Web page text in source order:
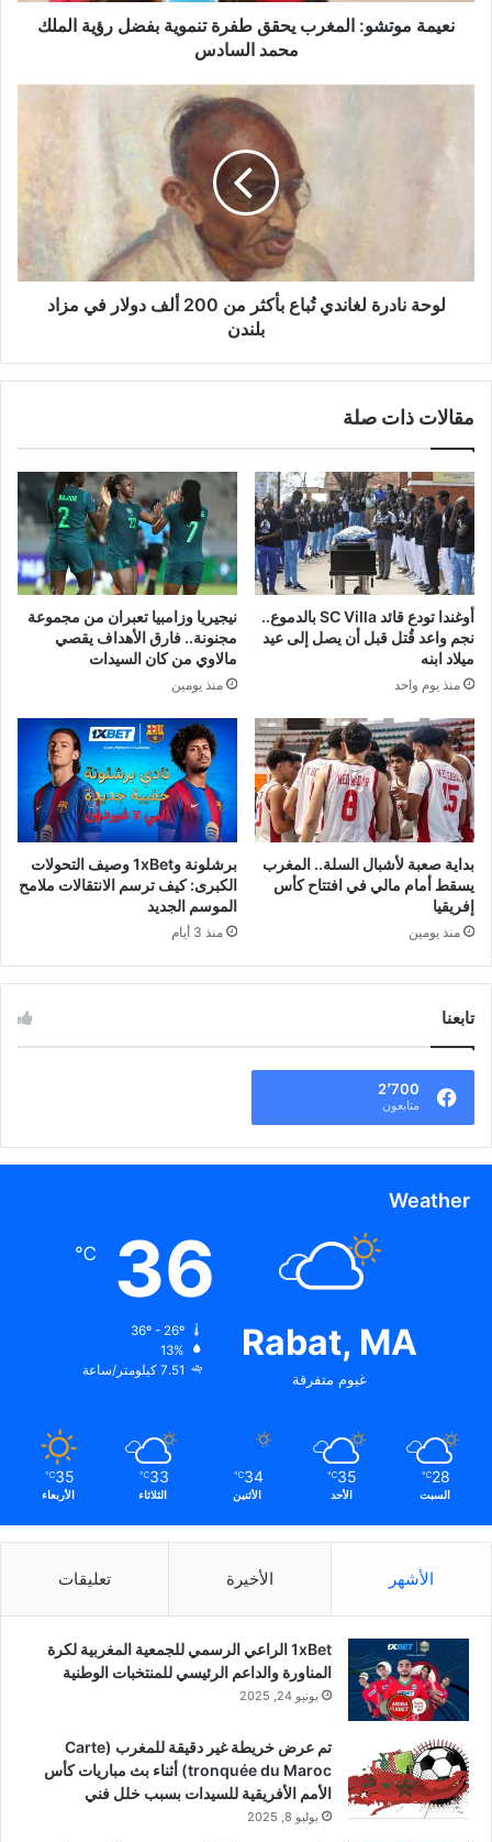
محمدنعيمة موتشو: المغرب يحقق طفرة تنموية بفضل رؤية الملك
محمد السادس
دولار
لوحة نادرة لغاندي تُباع بأكثر من 200 ألف دولار في مزاد
بلندن
مقالات ذات صلة
أوغندا تودع قائد SC Villa بالدموع..
نجم واعد قُتل قبل أن يصل إلى عيد
ميلاد ابنه
منذ يوم واحد
نيجيريا وزامبيا تعبران من مجموعة
مجنونة.. فارق الأهداف يقصي
مالاوي من كان السيدات
منذ يومين
بداية صعبة لأشبال السلة.. المغرب
يسقط أمام مالي في افتتاح كأس
إفريقيا
منذ يومين
برشلونة و1xBet وصيف التحولات
الكبرى: كيف ترسم الانتقالات ملامح
الموسم الجديد
منذ 3 أيام
تابعنا
2٬700
متابعون
Weather
Rabat, MA
غيوم متفرقة
36
℃
13%
7.51 كيلومتر/ساعة
28
℃
السبت
35
℃
الأحد
34
℃
الأثنين
33
℃
الثلاثاء
35
℃
الأربعاء
الأشهر الأخيرة تعليقات
1xBet الراعي الرسمي للجمعية المغربية لكرة
المناورة والداعم الرئيسي للمنتخبات الوطنية
يونيو 24, 2025
تم عرض خريطة غير دقيقة للمغرب (Carte
tronquée du Maroc) أثناء بث مباريات كأس
الأمم الأفريقية للسيدات بسبب خلل فني
يوليو 8, 2025